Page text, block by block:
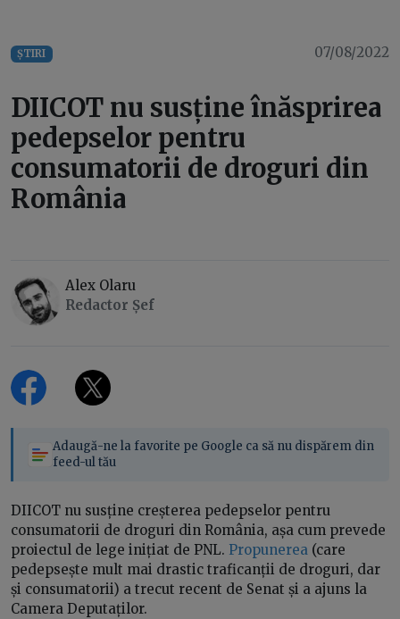
ȘTIRI 07/08/2022
DIICOT nu susține înăsprirea
pedepselor pentru
consumatorii de droguri din
România
Alex Olaru
Redactor Șef
Adaugă-ne la favorite pe Google ca să nu dispărem din
feed-ul tău
DIICOT nu susține creșterea pedepselor pentru
consumatorii de droguri din România, așa cum prevede
proiectul de lege inițiat de PNL. Propunerea (care
pedepsește mult mai drastic traficanții de droguri, dar
și consumatorii) a trecut recent de Senat și a ajuns la
Camera Deputaților.